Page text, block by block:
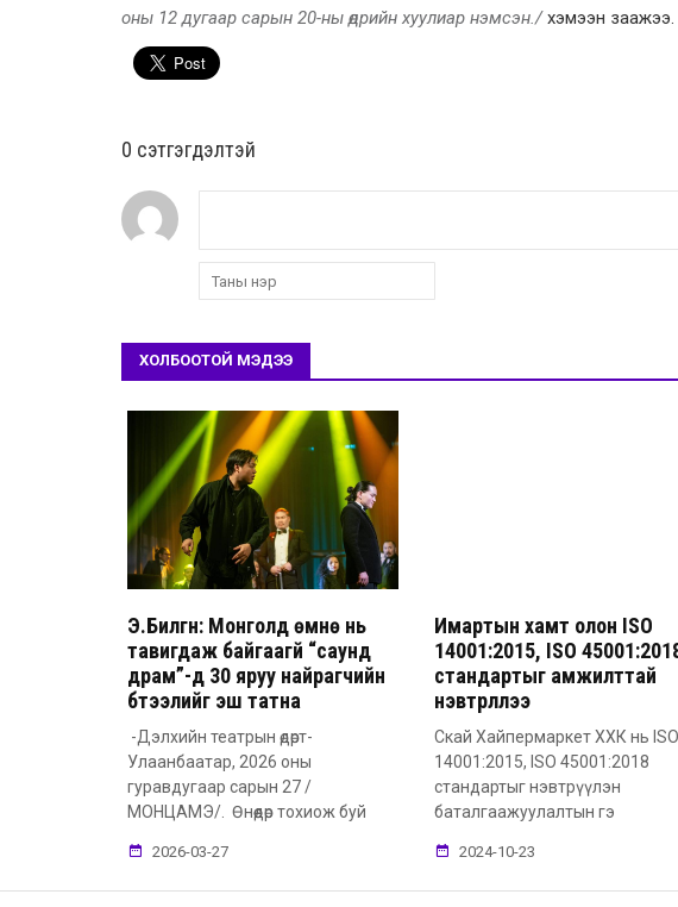
оны 12 дугаар сарын 20-ны өдрийн хуулиар нэмсэн./хэмээн заажээ.
0 cэтгэгдэлтэй
ХОЛБООТОЙ МЭДЭЭ
Э.Билгүүн: Монголд өмнө нь
тавигдаж байгаагүй “саунд
драм”-д 30 яруу найрагчийн
бүтээлийг эш татна
-Дэлхийн театрын өдөрт-
Улаанбаатар, 2026 оны
гуравдугаар сарын 27 /
МОНЦАМЭ/. Өнөөдөр тохиож буй
2026-03-27
Имартын хамт олон ISO
14001:2015, ISO
стандартыг амжилттай
нэвтрүүллээ
Скай Хайпермаркет ХХК нь ISO
14001:2015, ISO 45001:2018
стандартыг нэвтрүүлэн
баталгаажуулалтын гэ
2024-10-23